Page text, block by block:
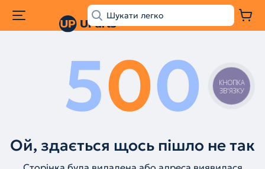
500
Ой, здається щось пішло не так
КНОПКА
ЗВ'ЯЗКУ